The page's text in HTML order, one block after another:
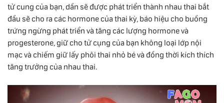
tử cung của bạn, dần sẽ được phát triển thành nhau thai bắt
đầu sẽ cho ra các hormone của thai kỳ, báo hiệu cho buồng
trứng ngừng phát triển và tăng các lượng hormone và
progesterone, giữ cho tử cụng của bạn không loại lớp nội
mạc và chiếm giữ lấy phôi thai nhỏ bé và đồng thời kích thích
tăng trưởng của nhau thai.